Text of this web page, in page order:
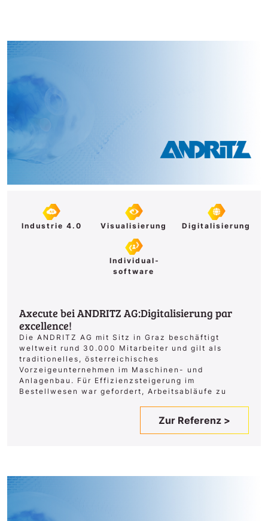
Axecute bei ANDRITZ AG:Digitalisierung par
excellence!
Die ANDRITZ AG mit Sitz in Graz beschäftigt
weltweit rund 30.000 Mitarbeiter und gilt als
traditionelles, österreichisches
Vorzeigeunternehmen im Maschinen- und
Anlagenbau. Für Effizienzsteigerung im
Bestellwesen war gefordert, Arbeitsabläufe zu
Zur Referenz >
Industrie 4.0 Visual­isierung Digital­isierung
Individual­
software